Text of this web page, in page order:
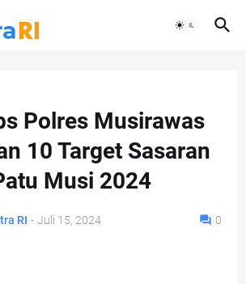
Polres Musirawas
10 Target Sasaran
Musi 2024
RI - Juli 15, 2024 0